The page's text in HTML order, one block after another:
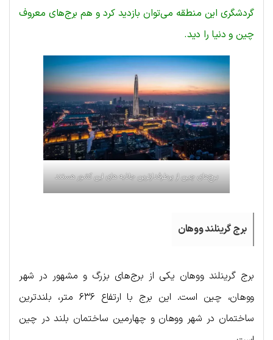
گردشگری این منطقه می‌توان بازدید کرد و هم برج‌های معروف
چین و دنیا را دید.
برج‌های چین از پرطرفدارترین جاذبه های این کشور هستند
برج گرینلند ووهان
برج گرینلند ووهان یکی از برج‌های بزرگ و مشهور در شهر
ووهان، چین است. این برج با ارتفاع ۶۳۶ متر، بلندترین
ساختمان در شهر ووهان و چهارمین ساختمان بلند در چین